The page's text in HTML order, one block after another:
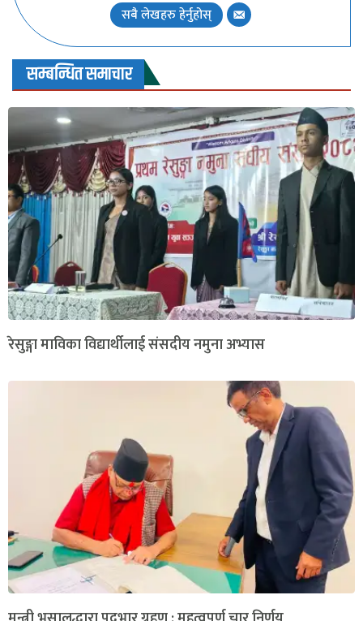
सबै लेखहरु हेर्नुहोस्
सम्बन्धित समाचार
रेसुङ्गा माविका विद्यार्थीलाई संसदीय नमुना अभ्यास